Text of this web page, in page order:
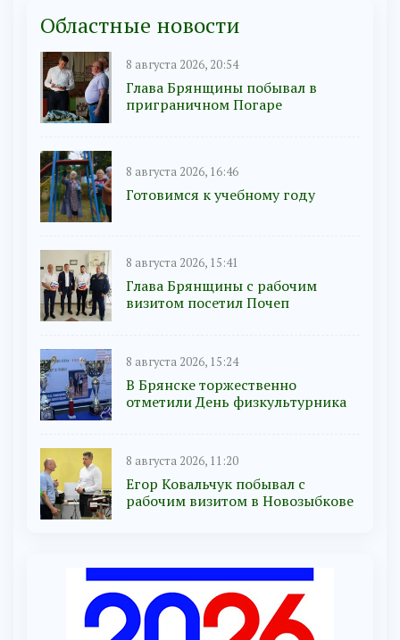
Областные новости
8 августа 2026, 20:54
Глава Брянщины побывал в
приграничном Погаре
8 августа 2026, 16:46
Готовимся к учебному году
8 августа 2026, 15:41
Глава Брянщины с рабочим
визитом посетил Почеп
8 августа 2026, 15:24
В Брянске торжественно
отметили День физкультурника
8 августа 2026, 11:20
Егор Ковальчук побывал с
рабочим визитом в Новозыбкове